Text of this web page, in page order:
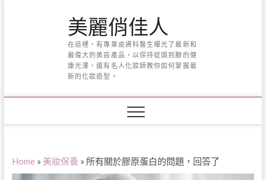
美麗俏佳人
在這裡，有專業皮膚科醫生曝光了最新和
最偉大的美容產品，以保持從頭到腳的健
康光澤，還有名人化妝師教你如何掌握最
新的化妝造型。
Home » 美妝保養 » 所有關於膠原蛋白的問題，回答了